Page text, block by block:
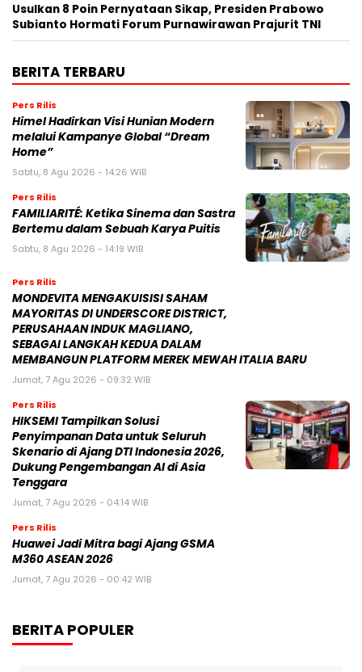
Usulkan 8 Poin Pernyataan Sikap, Presiden Prabowo
Subianto Hormati Forum Purnawirawan Prajurit TNI
BERITA TERBARU
Pers Rilis
Himel Hadirkan Visi Hunian Modern
melalui Kampanye Global “Dream
Home”
Sabtu, 8 Agu 2026 - 14:26 WIB
Pers Rilis
FAMILIARITÉ: Ketika Sinema dan Sastra
Bertemu dalam Sebuah Karya Puitis
Sabtu, 8 Agu 2026 - 14:19 WIB
Pers Rilis
MONDEVITA MENGAKUISISI SAHAM
MAYORITAS DI UNDERSCORE DISTRICT,
PERUSAHAAN INDUK MAGLIANO,
SEBAGAI LANGKAH KEDUA DALAM
MEMBANGUN PLATFORM MEREK MEWAH ITALIA BARU
Jumat, 7 Agu 2026 - 09:32 WIB
Pers Rilis
HIKSEMI Tampilkan Solusi
Penyimpanan Data untuk Seluruh
Skenario di Ajang DTI Indonesia 2026,
Dukung Pengembangan AI di Asia
Tenggara
Jumat, 7 Agu 2026 - 04:14 WIB
Pers Rilis
Huawei Jadi Mitra bagi Ajang GSMA
M360 ASEAN 2026
Jumat, 7 Agu 2026 - 00:42 WIB
BERITA POPULER